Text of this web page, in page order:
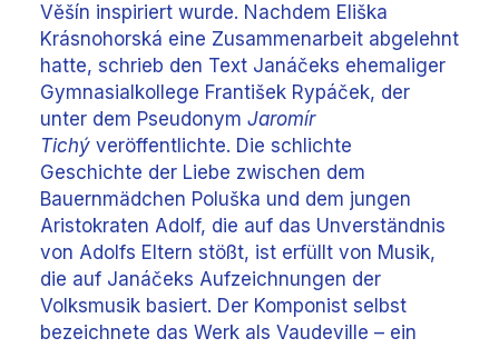
Věšín inspiriert wurde. Nachdem Eliška
Krásnohorská eine Zusammenarbeit abgelehnt
hatte, schrieb den Text Janáčeks ehemaliger
Gymnasialkollege František Rypáček, der
unter dem Pseudonym Jaromír
Tichý veröffentlichte. Die schlichte
Geschichte der Liebe zwischen dem
Bauernmädchen Poluška und dem jungen
Aristokraten Adolf, die auf das Unverständnis
von Adolfs Eltern stößt, ist erfüllt von Musik,
die auf Janáčeks Aufzeichnungen der
Volksmusik basiert. Der Komponist selbst
bezeichnete das Werk als Vaudeville – ein